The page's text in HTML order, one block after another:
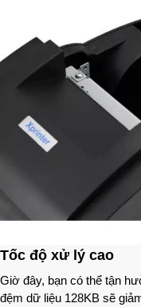
Tốc độ xử lý cao
Giờ đây, bạn có thể tận
đệm dữ liệu 128KB sẽ